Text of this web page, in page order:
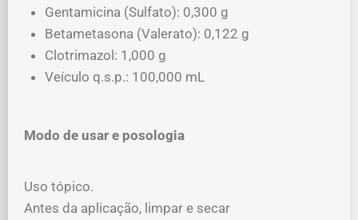
Gentamicina (Sulfato): 0,300 g
Betametasona (Valerato): 0,122 g
Clotrimazol: 1,000 g
Veículo q.s.p.: 100,000 mL
Modo de usar e posologia
Uso tópico.
Antes da aplicação, limpar e secar